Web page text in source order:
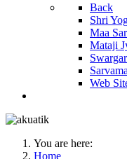
Back
Shri
Maa
Mataji
Web
You are here:
Home